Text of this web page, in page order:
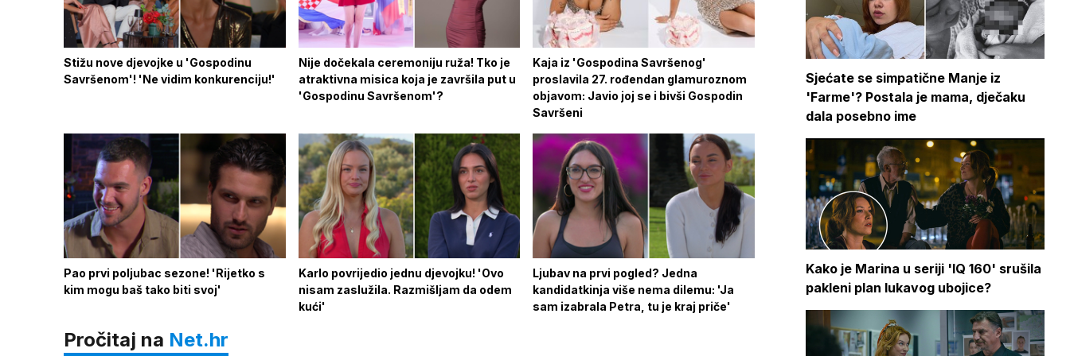
Stižu nove djevojke u 'Gospodinu
Savršenom'! 'Ne vidim konkurenciju!'
Nije dočekala ceremoniju ruža! Tko je
atraktivna misica koja je završila put u
'Gospodinu Savršenom'?
Kaja iz 'Gospodina Savršenog'
proslavila 27. rođendan glamuroznom
objavom: Javio joj se i bivši Gospodin
Savršeni
Pao prvi poljubac sezone! 'Rijetko s
kim mogu baš tako biti svoj'
Karlo povrijedio jednu djevojku! 'Ovo
nisam zaslužila. Razmišljam da odem
kući'
Ljubav na prvi pogled? Jedna
kandidatkinja više nema dilemu: 'Ja
sam izabrala Petra, tu je kraj priče'
Pročitaj na Net.hr
Sjećate se simpatične Manje iz
'Farme'? Postala je mama, dječaku
dala posebno ime
Kako je Marina u seriji 'IQ 160' srušila
pakleni plan lukavog ubojice?